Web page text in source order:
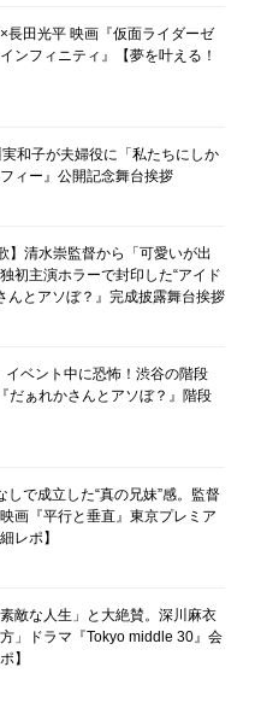
長田光平 映画『仮面ライダーゼ
ンフィニティ』【夢を叶える！
和子が夫婦役に「私たちにしか
ィー』公開記念舞台挨拶
】清水崇監督から「可愛いが出
初主演ホラーで封印した“アイド
んとアソぼ？』完成披露舞台挨拶
イベント中に恐怖！渋谷の階段
だぁれかさんとアソぼ？』階段
で成立した“真の兄妹”感。監督
画『平行と垂直』東京プレミア
レポ】
敵な人生」と大絶賛。深川麻衣
」ドラマ『Tokyo middle 30』会
】